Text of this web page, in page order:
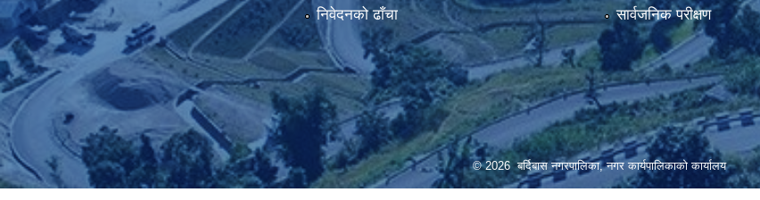
निवेदनको ढाँचा
सार्वजनिक परीक्षण
© 2026 बर्दिबास नगरपालिका, नगर कार्यपालिकाको कार्यालय